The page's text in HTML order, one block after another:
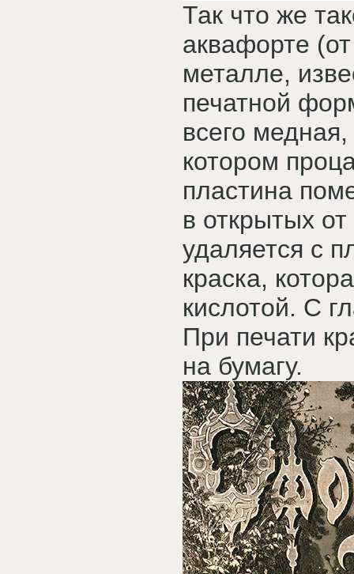
Так что же
аквафорте
металле,
печатной
всего
котором
пластина
в открытых
удаляется с
краска,
кислотой. С
При печати
на бумагу.